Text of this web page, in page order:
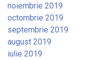
noiembrie 2019
octombrie 2019
septembrie 2019
august 2019
iulie 2019